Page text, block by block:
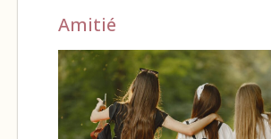
Amitié